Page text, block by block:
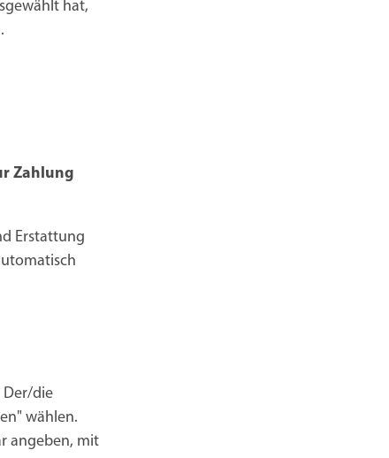
hat,
Zahlung
Erstattung
Der/die
wählen.
angeben, mit